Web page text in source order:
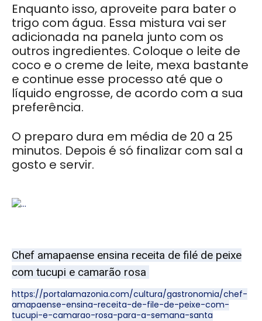
Enquanto isso, aproveite para bater o
trigo com água. Essa mistura vai ser
adicionada na panela junto com os
outros ingredientes. Coloque o leite de
coco e o creme de leite, mexa bastante
e continue esse processo até que o
líquido engrosse, de acordo com a sua
preferência.
O preparo dura em média de 20 a 25
minutos. Depois é só finalizar com sal a
gosto e servir.
Chef amapaense ensina receita de filé de peixe
com tucupi e camarão rosa
https://portalamazonia.com/cultura/gastronomia/chef-
amapaense-ensina-receita-de-file-de-peixe-com-
tucupi-e-camarao-rosa-para-a-semana-santa